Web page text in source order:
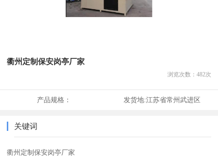
衢州定制保安岗亭厂家
浏览次数： 482次
产品规格： 发货地:江苏省常州武进区
关键词
衢州定制保安岗亭厂家